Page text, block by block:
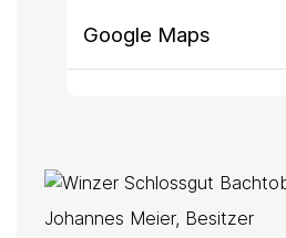
Google Maps
Johannes Meier, Besitzer